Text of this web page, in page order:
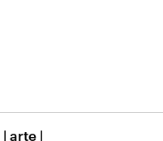
| arte |